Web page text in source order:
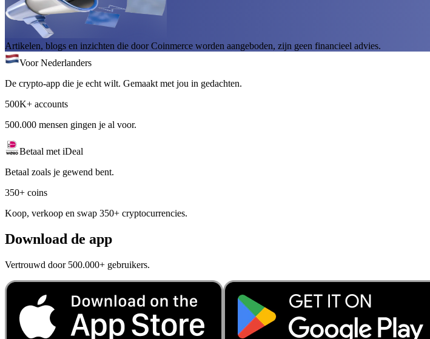
Artikelen, blogs en inzichten die door Coinmerce worden aangeboden, zijn geen financieel advies.
Voor Nederlanders
De crypto-app die je echt wilt. Gemaakt met jou in gedachten.
500K+ accounts
500.000 mensen gingen je al voor.
Betaal met iDeal
Betaal zoals je gewend bent.
350+ coins
Koop, verkoop en swap 350+ cryptocurrencies.
Download de app
Vertrouwd door 500.000+ gebruikers.